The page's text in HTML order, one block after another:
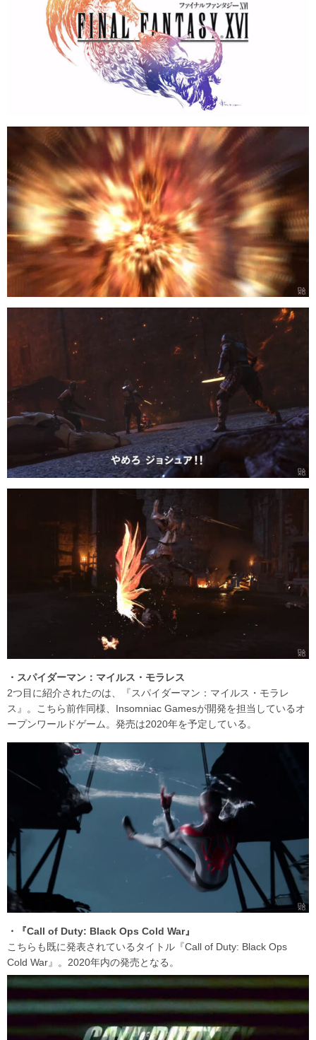
・スパイダーマン：マイルス・モラレス
2つ目に紹介されたのは、『スパイダーマン：マイルス・モラレ
ス』。こちら前作同様、Insomniac Gamesが開発を担当しているオ
ープンワールドゲーム。発売は2020年を予定している。
・『Call of Duty: Black Ops Cold War』
こちらも既に発表されているタイトル『Call of Duty: Black Ops
Cold War』。2020年内の発売となる。